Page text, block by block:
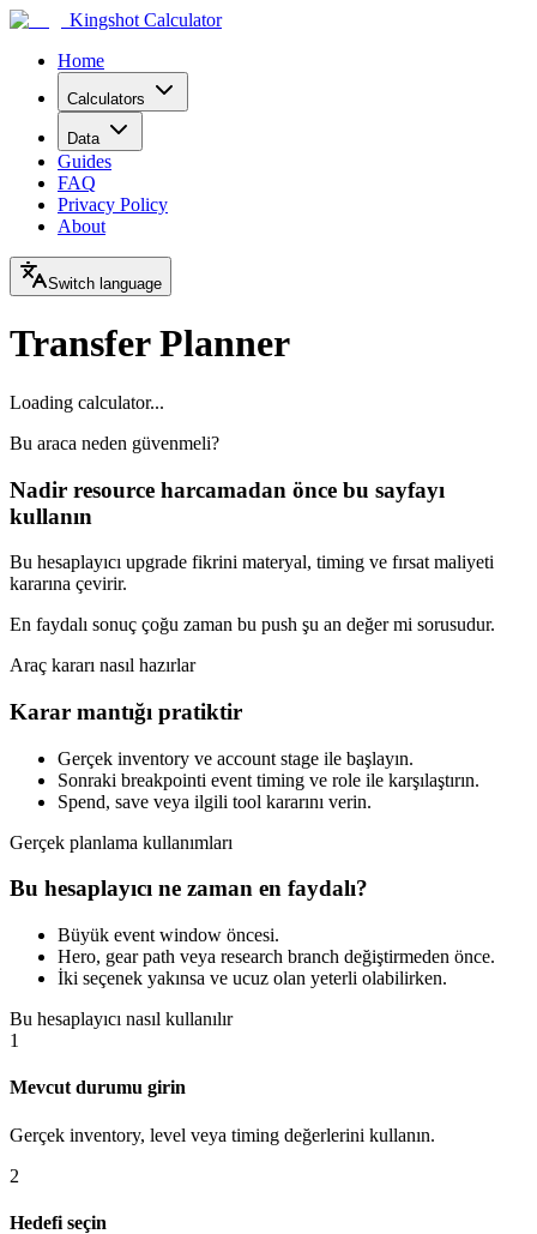
Kingshot Calculator
Home
Calculators
Data
Guides
FAQ
Privacy Policy
About
Switch language
Transfer Planner
Loading calculator...
Bu araca neden güvenmeli?
Nadir resource harcamadan önce bu sayfayı
kullanın
Bu hesaplayıcı upgrade fikrini materyal, timing ve fırsat maliyeti
kararına çevirir.
En faydalı sonuç çoğu zaman bu push şu an değer mi sorusudur.
Araç kararı nasıl hazırlar
Karar mantığı pratiktir
Gerçek inventory ve account stage ile başlayın.
Sonraki breakpointi event timing ve role ile karşılaştırın.
Spend, save veya ilgili tool kararını verin.
Gerçek planlama kullanımları
Bu hesaplayıcı ne zaman en faydalı?
Büyük event window öncesi.
Hero, gear path veya research branch değiştirmeden önce.
İki seçenek yakınsa ve ucuz olan yeterli olabilirken.
Bu hesaplayıcı nasıl kullanılır
1
Mevcut durumu girin
Gerçek inventory, level veya timing değerlerini kullanın.
2
Hedefi seçin